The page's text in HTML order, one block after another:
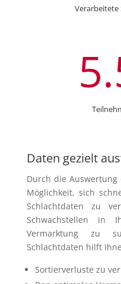
Verarbeitete
Daten gezielt
Durch die
Möglichkeit, sich
Schlachtdaten zu
Schwachstellen in
Vermarktung zu
Schlachtdaten hilft
Sortierverluste zu